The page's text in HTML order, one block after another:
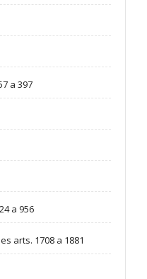
a 397
a 956
arts. 1708 a 1881